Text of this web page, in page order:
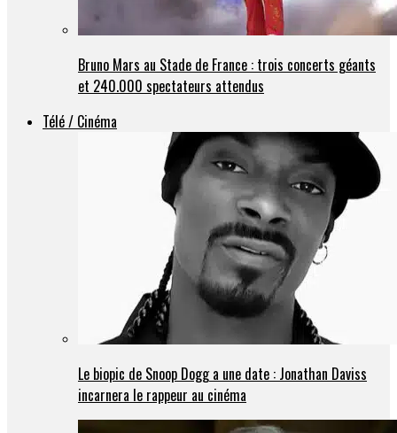
Bruno Mars au Stade de France : trois concerts géants
et 240.000 spectateurs attendus
Télé / Cinéma
Le biopic de Snoop Dogg a une date : Jonathan Daviss
incarnera le rappeur au cinéma